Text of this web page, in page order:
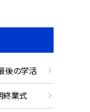
後の学活
業式